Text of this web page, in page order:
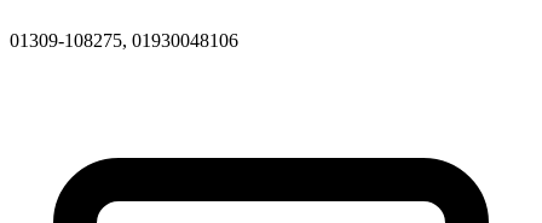
01309-108275, 01930048106